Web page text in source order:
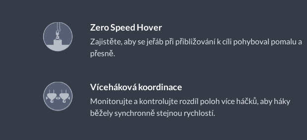
Zero Speed Hover
Zajistěte, aby se jeřáb při přibližování k cíli pohyboval pomalu a
přesně.
Víceháková koordinace
Monitorujte a kontrolujte rozdíl poloh více háčků, aby háky
běžely synchronně stejnou rychlostí.